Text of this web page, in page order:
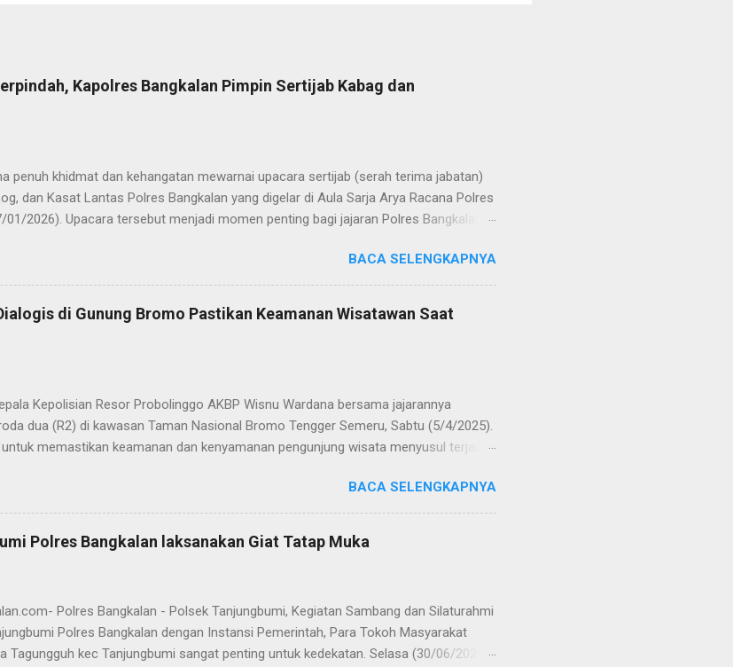
Kapolres Bangkalan Pimpin Sertijab Kabag dan
penuh khidmat dan kehangatan mewarnai upacara sertijab (serah terima jabatan)
dan Kasat Lantas Polres Bangkalan yang digelar di Aula Sarja Arya Racana Polres
01/2026). Upacara tersebut menjadi momen penting bagi jajaran Polres Bangkalan,
kepada masyarakat. Dalam sertijab tersebut, KOMPOL Hery Kusnanto, S.H.,
jabatan Kabag Log Polres Bangkalan untuk mengemban amanah baru sebagai
Jabatan Kabag Log Polres Bangkalan selanjutnya dijabat oleh KOMPOL Moch.
sebelumnya mengemban tugas sebagai Kabag Ops Polres Bangkalan. Sementara
BACA SELENGKAPNYA
di Gunung Bromo Pastikan Keamanan Wisatawan Saat
Kepolisian Resor Probolinggo AKBP Wisnu Wardana bersama jajarannya
dua (R2) di kawasan Taman Nasional Bromo Tengger Semeru, Sabtu (5/4/2025).
memastikan keamanan dan kenyamanan pengunjung wisata menyusul terjadi
yang tidak kita inginkan, seiring dengan jumlah pengunjung yang semakin
Lebaran," kata AKBP Wisnu Wardana. Kapolres Probolinggo menegaskan, bahwa
hal ini sebagai langkah antisipasi untuk memastikan situasi tetap kondusif. Ia juga
keselamatan, terutama bagi pengunjung yang membawa anak-anak. "Kami ingin
BACA SELENGKAPNYA
Polres Bangkalan laksanakan Giat Tatap Muka
Polres Bangkalan - Polsek Tanjungbumi, Kegiatan Sambang dan Silaturahmi
Polres Bangkalan dengan Instansi Pemerintah, Para Tokoh Masyarakat
Tagungguh kec Tanjungbumi sangat penting untuk kedekatan. Selasa (30/06/2020)